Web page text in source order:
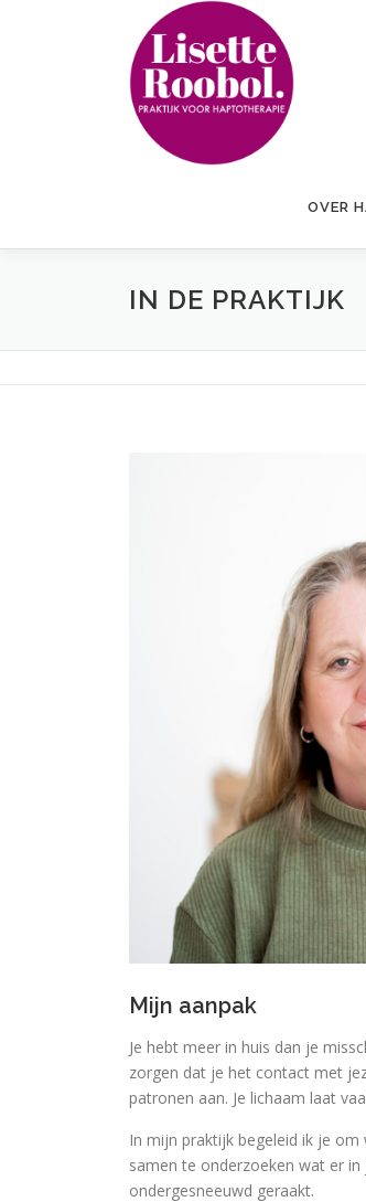
OVER
IN DE PRAKTIJK
Mijn aanpak
Je hebt meer in huis dan je
zorgen dat je het contact met
patronen aan. Je lichaam laat
In mijn praktijk begeleid ik je
samen te onderzoeken wat er
ondergesneeuwd geraakt.